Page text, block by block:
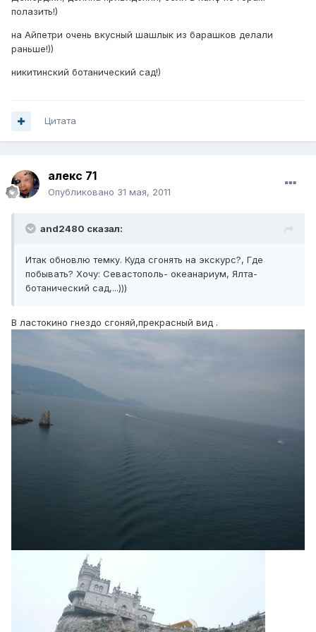
полазить!)
на Айпетри очень вкусный шашлык из барашков делали
раньше!))
никитинский ботанический сад!)
Цитата
алекс 71
Опубликовано 31 мая, 2011
and2480 сказал:
Итак обновлю темку. Куда сгонять на экскурс?, Где
побывать? Хочу: Севастополь- океанариум, Ялта-
ботанический сад,...)))
В ластокино гнездо сгоняй,прекрасный вид .